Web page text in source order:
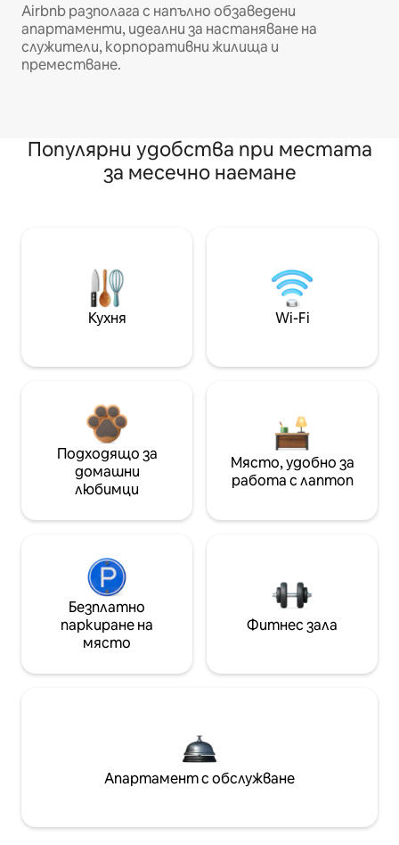
Airbnb разполага с напълно обзаведени
апартаменти, идеални за настаняване на
служители, корпоративни жилища и
преместване.
Популярни удобства при местата
за месечно наемане
Кухня Wi-Fi
Подходящо за
домашни
любимци
Място, удобно за
работа с лаптоп
Безплатно
паркиране на
място
Фитнес зала
Апартамент с обслужване